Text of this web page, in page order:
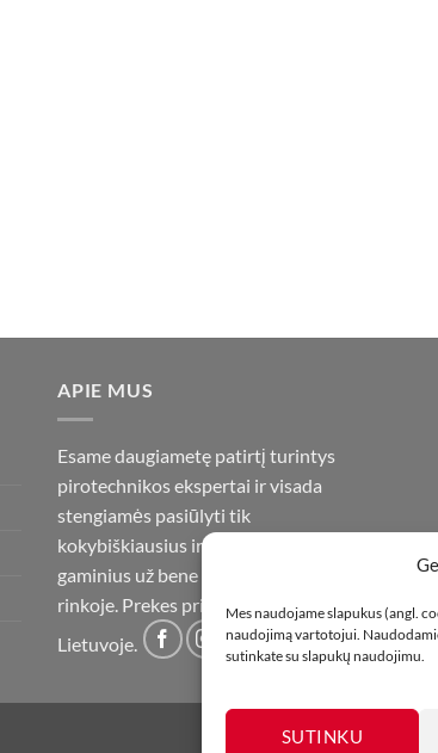
Mes naudojame slapukus (angl.
naudojimą vartotojui.
sutinkate su slapukų naudojimu.
SUTINKU
APIE MUS
Esame daugiametę patirtį turintys
pirotechnikos ekspertai ir visada
stengiamės pasiūlyti tik
kokybiškiausius ir geriausius
gaminius už bene mažiausią kainą
rinkoje. Prekes pristatome visoje
Lietuvoje.